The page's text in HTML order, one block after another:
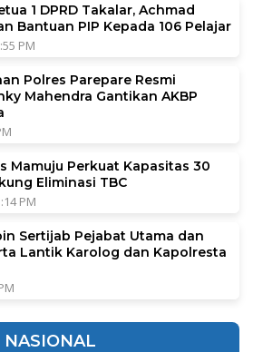
1 DPRD Takalar, Achmad
Bantuan PIP Kepada 106 Pelajar
PM
Polres Parepare Resmi
Mahendra Gantikan AKBP
Mamuju Perkuat Kapasitas 30
Eliminasi TBC
PM
Sertijab Pejabat Utama dan
Lantik Karolog dan Kapolresta
NASIONAL